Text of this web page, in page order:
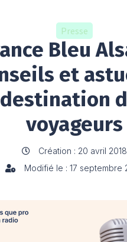
Presse
Bleu
et
destination
voyageurs
Création : 20 avril 2018
Modifié le : 17 septembre